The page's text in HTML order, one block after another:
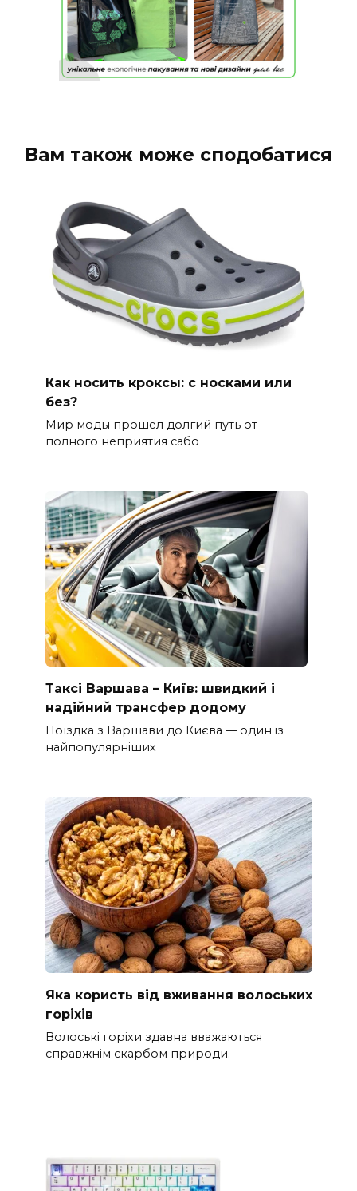
Вам також може сподобатися
Как носить кроксы: с носками или
без?
Мир моды прошел долгий путь от
полного неприятия сабо
Таксі Варшава – Київ: швидкий і
надійний трансфер додому
Поїздка з Варшави до Києва — один із
найпопулярніших
Яка користь від вживання волоських
горіхів
Волоські горіхи здавна вважаються
справжнім скарбом природи.